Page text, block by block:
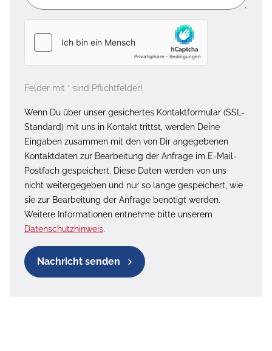
Felder mit * sind Pflichtfelder!
Wenn Du über unser gesichertes Kontaktformular (SSL-
Standard) mit uns in Kontakt trittst, werden Deine
Eingaben zusammen mit den von Dir angegebenen
Kontaktdaten zur Bearbeitung der Anfrage im E-Mail-
Postfach gespeichert. Diese Daten werden von uns
nicht weitergegeben und nur so lange gespeichert, wie
sie zur Bearbeitung der Anfrage benötigt werden.
Weitere Informationen entnehme bitte unserem
Datenschutzhinweis.
Nachricht senden